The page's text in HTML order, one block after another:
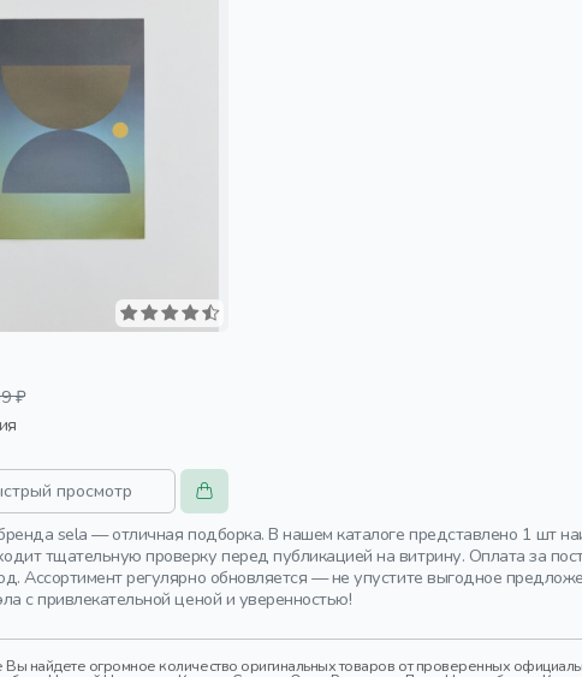
₽
просмотр
sela — отличная подборка. В нашем каталоге представлено 1 шт
тщательную проверку перед публикацией на витрину. Оплата за
Ассортимент регулярно обновляется — не упустите выгодное
с привлекательной ценой и уверенностью!
найдете огромное количество оригинальных товаров от проверенных